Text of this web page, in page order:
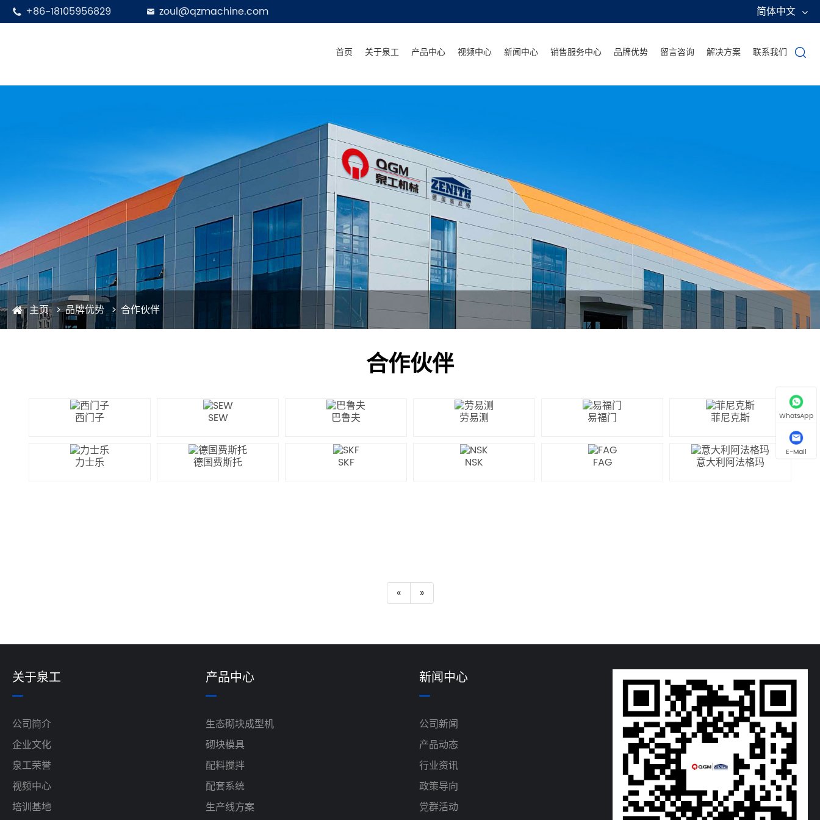
 +86-18105956829  zoul@qzmachine.com 简体中文
首页 关于泉工 产品中心 视频中心 新闻中心 销售服务中心 品牌优势 留言咨询 解决方案 联系我们 
主页 品牌优势 合作伙伴
合作伙伴
西门子 SEW 巴鲁夫 劳易测 易福门 菲尼克斯
力士乐 德国费斯托 SKF NSK FAG 意大利阿法格玛
« »
关于泉工
公司简介
企业文化
泉工荣誉
视频中心
培训基地
产品中心
生态砌块成型机
砌块模具
配料搅拌
配套系统
生产线方案
新闻中心
公司新闻
产品动态
行业资讯
政策导向
党群活动
WhatsApp
E-Mail